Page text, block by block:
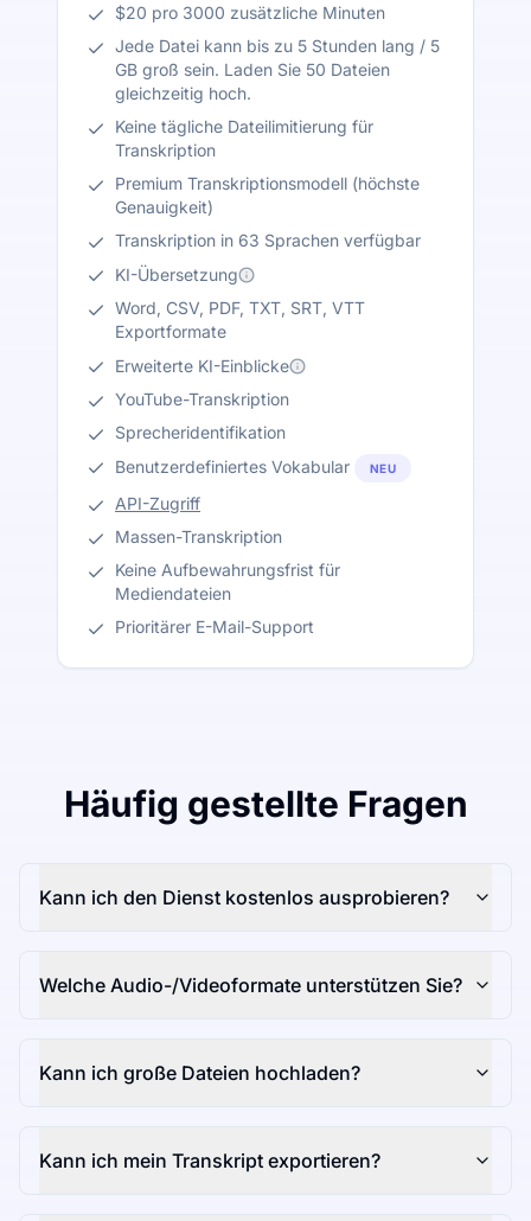
$20 pro 3000 zusätzliche Minuten
Jede Datei kann bis zu 5 Stunden lang / 5
GB groß sein. Laden Sie 50 Dateien
gleichzeitig hoch.
Keine tägliche Dateilimitierung für
Transkription
Premium Transkriptionsmodell (höchste
Genauigkeit)
Transkription in 63 Sprachen verfügbar
KI-Übersetzung
Word, CSV, PDF, TXT, SRT, VTT
Exportformate
Erweiterte KI-Einblicke
YouTube-Transkription
Sprecheridentifikation
Benutzerdefiniertes Vokabular
NEU
API-Zugriff
Massen-Transkription
Keine Aufbewahrungsfrist für
Mediendateien
Prioritärer E-Mail-Support
Häufig gestellte Fragen
Kann ich den Dienst kostenlos ausprobieren?
Welche Audio-/Videoformate unterstützen Sie?
Kann ich große Dateien hochladen?
Kann ich mein Transkript exportieren?